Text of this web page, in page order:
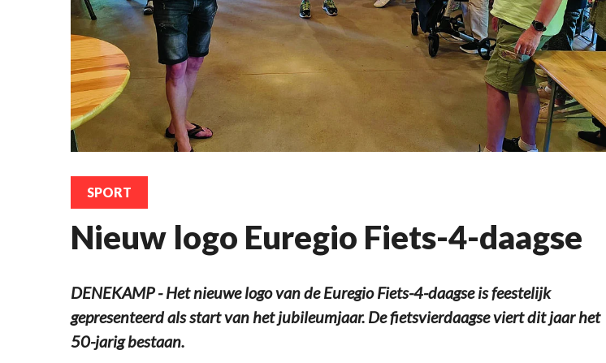
SPORT
Nieuw logo Euregio Fiets-4-daagse
DENEKAMP - Het nieuwe logo van de Euregio Fiets-4-daagse is feestelijk
gepresenteerd als start van het jubileumjaar. De fietsvierdaagse viert dit jaar het
50-jarig bestaan.